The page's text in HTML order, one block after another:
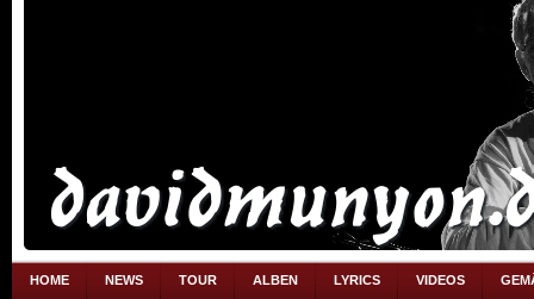
HOME NEWS TOUR ALBEN LYRICS VIDEOS